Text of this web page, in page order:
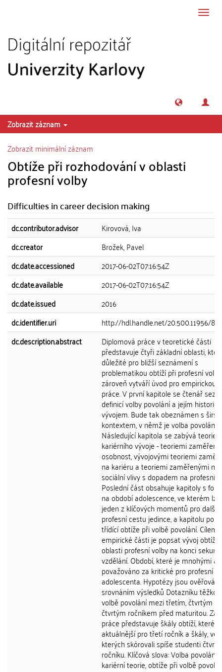
Zobrazit záznam
Zobrazit minimální záznam
Obtíže při rozhodování v oblasti
profesní volby
Difficulties in career decision making
dc.contributor.advisor
Kirovová, Iva
dc.creator
Brožek, Pavel
dc.date.accessioned
2017-06-02T07:16:54Z
dc.date.available
2017-06-02T07:16:54Z
dc.date.issued
2016
dc.identifier.uri
http://hdl.handle.net/20.500.11956/
dc.description.abstract
Diplomová práce v teoretické části
představuje čtyři základní oblasti,
důležité pro bližší seznámení s
problematikou obtíží při profesní
zároveň vytváří úvod pro empirickou
práce. V první kapitole se čtenář
definicí volby povolání a jejím
vývojem. Bude tak obeznámen s
kontextem, v němž je volba povolání
Následující kapitola se zabývá
kariérního vývoje - teoriemi
osobnost, vývojovými teoriemi
na kariéru a teoriemi zaměřenými na
sociální vlivy s dopadem na profesní
Poslední část obsahuje kapitoly s
na období adolescence, ve kterém
jeden z klíčových momentů pro další
profesní cestu jedince, a kapitolu
třídící obtíže při volbě povolání. Cílem
empirické části je popsat vývoj obtíží v
oblasti profesní volby na konci
vzdělání. Období, které je mnohými
považováno za kritické pro profesní
adolescenta. Hypotézy jsou ověřovány
srovnáním výsledků Dotazníku
volbě povolání mezi třetím, čtvrtým a
čtvrtým ročníkem před maturitou.
práce představuje škály obtíží, které
aktuálnější pro třetí ročník a škály, ve
kterých skórovali spíše studenti
ročníku. Klíčová slova: Volba povolání,
kariérní teorie, obtíže při volbě